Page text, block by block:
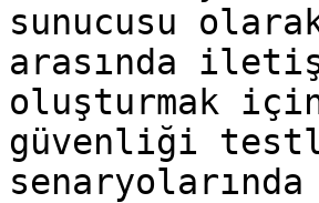
sunucusu
arasında
oluşturmak
güvenliği